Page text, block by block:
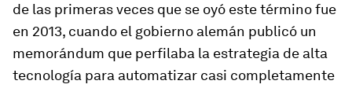
de las primeras veces que se oyó este término fue
en 2013, cuando el gobierno alemán publicó un
memorándum que perfilaba la estrategia de alta
tecnología para automatizar casi completamente